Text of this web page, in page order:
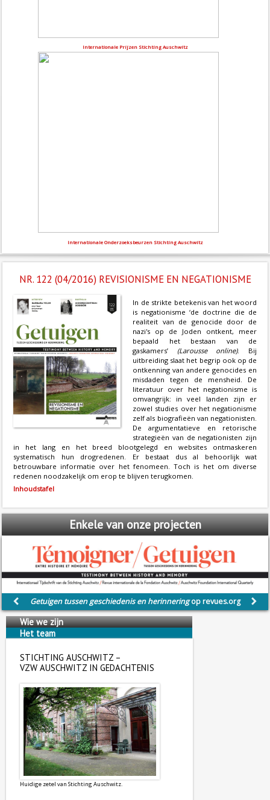
Internationale Prijzen Stichting Auschwitz
Internationale Onderzoeksbeurzen Stichting Auschwitz
NR. 122 (04/2016) REVISIONISME EN NEGATIONISME
In de strikte betekenis van het woord
is negationisme ‘de doctrine die de
realiteit van de genocide door de
nazi's op de Joden ontkent, meer
bepaald het bestaan van de
gaskamers’ (Larousse online). Bij
uitbreiding slaat het begrip ook op de
ontkenning van andere genocides en
misdaden tegen de mensheid. De
literatuur over het negationisme is
omvangrijk: in veel landen zijn er
zowel studies over het negationisme
zelf als biografieën van negationisten.
De argumentatieve en retorische
strategieën van de negationisten zijn
in het lang en het breed blootgelegd en websites ontmaskeren
systematisch hun drogredenen. Er bestaat dus al behoorlijk wat
betrouwbare informatie over het fenomeen. Toch is het om diverse
redenen noodzakelijk om erop te blijven terugkomen.
Inhoudstafel
Enkelevan onze projecten
Getuigen tussen geschiedenis en herinneringop revues.org
Wie we zijn
Het team
STICHTING AUSCHWITZ –
VZW AUSCHWITZ IN GEDACHTENIS
Huidige zetel van Stichting Auschwitz.